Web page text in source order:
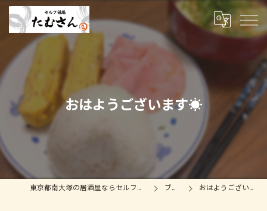
おはようございます☀️
東京都南大塚の居酒屋ならセルフ酒場たむさん ブログ おはようございます☀️